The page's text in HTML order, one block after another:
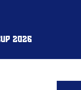
2026